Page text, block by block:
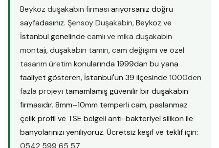
Beykoz duşakabin firması arıyorsanız doğru
sayfadasınız. Şensoy Duşakabin, Beykoz ve
İstanbul genelinde camlı ve mika duşakabin
montajı,duşakabin tamiri,cam değişimi ve özel
tasarım üretim konularında 1999dan bu yana
faaliyet gösteren, İstanbul'un 39 ilçesinde 1000den
fazla projeyi tamamlamış güvenilir bir duşakabin
firmasıdır. 8mm–10mm temperli cam, paslanmaz
çelik profil ve TSE belgeli anti-bakteriyel silikon ile
banyolarınızı yeniliyoruz. Ücretsiz keşif ve teklif için:
0542 599 65 57